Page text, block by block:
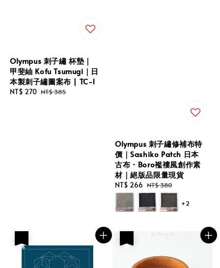
Olympus 刺子繡 杯墊｜
甲斐紬 Kofu Tsumugi｜日
本製刺子繡圖案布 | TC-1
Sale
NT$ 270 Regular
NT$ 385
Olympus 刺子繡修補布特
價｜Sashiko Patch 日本
古布・Boro襤褸風創作素
材｜絕版品限量現貨
Sale
price
NT$ 266 Regular
price
NT$ 380
+2